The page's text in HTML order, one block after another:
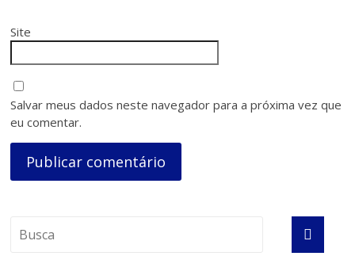
Site
Salvar meus dados neste navegador para a próxima vez que
eu comentar.